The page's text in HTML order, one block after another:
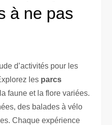
à ne pas
d’activités pour les
les parcs
faune et la flore variées.
des balades à vélo
Chaque expérience